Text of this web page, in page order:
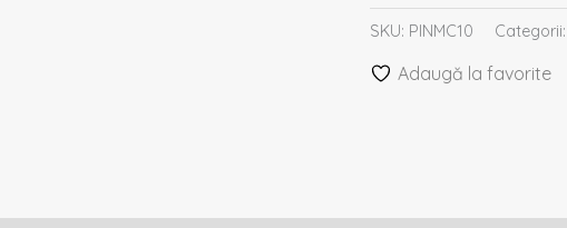
SKU: PINMC10
Adaugă la favorite